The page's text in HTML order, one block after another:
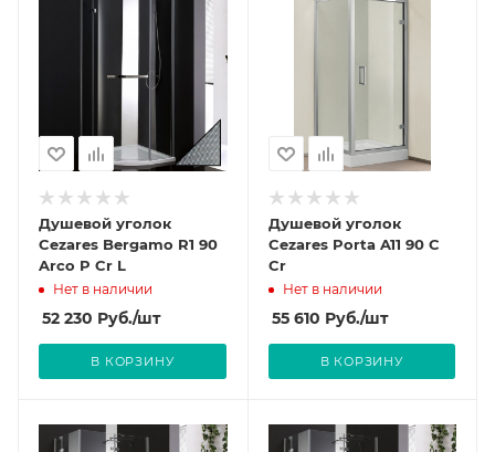
Душевой уголок
Cezares Bergamo R1 90
Arco P Cr L
Нет в наличии
52 230 Руб./шт
В КОРЗИНУ
Душевой уголок
Cezares Porta A11 90 C
Cr
Нет в наличии
55 610 Руб./шт
В КОРЗИНУ